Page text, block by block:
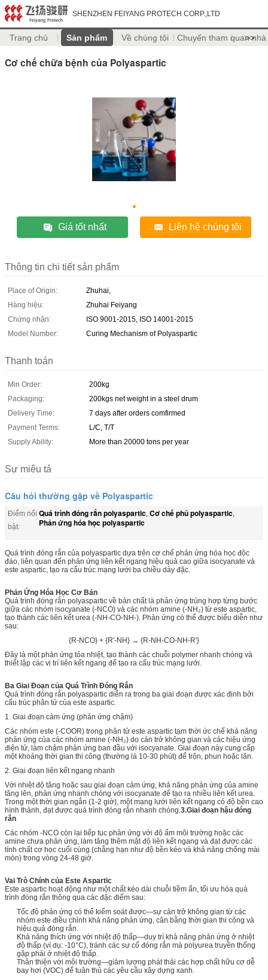
SHENZHEN FEIYANG PROTECH CORP.,LTD
Trang chủ Sản phẩm Về chúng tôi Chuyến tham quan nhà
>>
Cơ chế chữa bệnh của Polyaspartic
Giá tốt nhất Liên hệ chúng tôi
Thông tin chi tiết sản phẩm
Place of Origin:
Zhuhai,
Hàng hiệu:
Zhuhai Feiyang
Chứng nhận:
ISO 9001-2015, ISO 14001-2015
Model Number:
Curing Mechanism of Polyaspartic
Thanh toán
Min Order:
200kg
Packaging:
200kgs net weight in a steel drum
Delivery Time:
7 days after orders comfirmed
Payment Terms:
L/C, T/T
Supply Ability:
More than 20000 tons per year
Sự miêu tả
Câu hỏi thường gặp về Polyaspartic
Điểm nổi
bật:
Quá trình đóng rắn polyaspartic, Cơ chế phủ polyaspartic,
Phản ứng hóa học polyaspartic
Quá trình đóng rắn của polyaspartic dựa trên cơ chế phản ứng hóa học độc
đáo, liên quan đến phản ứng liên kết ngang hiệu quả cao giữa isocyanate và
este aspartic, tạo ra cấu trúc mạng lưới ba chiều dày đặc.
Phản Ứng Hóa Học Cơ Bản
Quá trình đóng rắn polyaspartic về bản chất là phản ứng trùng hợp từng bước
giữa các nhóm isocyanate (-NCO) và các nhóm amine (-NH₂) từ este aspartic,
tạo thành các liên kết urea (-NH-CO-NH-). Phản ứng có thể được biểu diễn như
sau:
{R-NCO} + {R'-NH} → {R-NH-CO-NH-R'}
Đây là một phản ứng tỏa nhiệt, tạo thành các chuỗi polymer nhanh chóng và
thiết lập các vị trí liên kết ngang để tạo ra cấu trúc mạng lưới.
Ba Giai Đoạn của Quá Trình Đóng Rắn
Quá trình đóng rắn polyaspartic diễn ra trong ba giai đoạn được xác định bởi
cấu trúc phân tử của este aspartic.
1. Giai đoạn cảm ứng (phản ứng chậm)
Các nhóm este (-COOR) trong phân tử este aspartic tạm thời ức chế khả năng
phản ứng của các nhóm amine (-NH₂) do cản trở không gian và các hiệu ứng
điện tử, làm chậm phản ứng ban đầu với isocyanate. Giai đoạn này cung cấp
một khoảng thời gian thi công (thường là 10-30 phút) để trộn, phun hoặc lăn.
2. Giai đoạn liên kết ngang nhanh
Với nhiệt độ tăng hoặc sau giai đoạn cảm ứng, khả năng phản ứng của amine
tăng lên, phản ứng nhanh chóng với isocyanate để tạo ra nhiều liên kết urea.
Trong một thời gian ngắn (1-2 giờ), một mạng lưới liên kết ngang có độ bền cao
hình thành, đạt được quá trình đóng rắn nhanh chóng.3.Giai đoạn hậu đóng
rắn
Các nhóm -NCO còn lại tiếp tục phản ứng với độ ẩm môi trường hoặc các
amine chưa phản ứng, làm tăng thêm mật độ liên kết ngang và đạt được các
tính chất cơ học cuối cùng (chẳng hạn như độ bền kéo và khả năng chống mài
mòn) trong vòng 24-48 giờ.
Vai Trò Chính của Este Aspartic
Este aspartic hoạt động như một chất kéo dài chuỗi tiềm ẩn, tối ưu hóa quá
trình đóng rắn thông qua các đặc điểm sau:
Tốc độ phản ứng có thể kiểm soát được—sự cản trở không gian từ các
nhóm este điều chỉnh khả năng phản ứng, cân bằng thời gian thi công và
hiệu quả đóng rắn.
Khả năng thích ứng với nhiệt độ thấp—duy trì khả năng phản ứng ở nhiệt
độ thấp (ví dụ: -10°C), tránh các sự cố đóng rắn mà polyurea truyền thống
gặp phải ở nhiệt độ thấp.
Thân thiện với môi trường—giảm lượng phát thải các hợp chất hữu cơ dễ
bay hơi (VOC) để tuân thủ các yêu cầu xây dựng xanh.